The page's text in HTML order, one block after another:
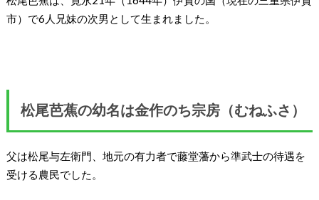
市）で6人兄妹の次男として生まれました。
松尾芭蕉の幼名は金作のち宗房（むねふさ）
父は松尾与左衛門、地元の有力者で藤堂藩から準武士の待遇を
受ける農民でした。